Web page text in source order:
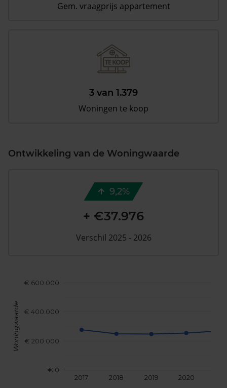
Gem. vraagprijs appartement
3 van 1.379
Woningen te koop
Ontwikkeling van de Woningwaarde
2017 2018 2019 2020
€ 0
€ 200.000
€ 400.000
€ 600.000
Woningwaarde
9,2%
+ €37.976
Verschil 2025 - 2026